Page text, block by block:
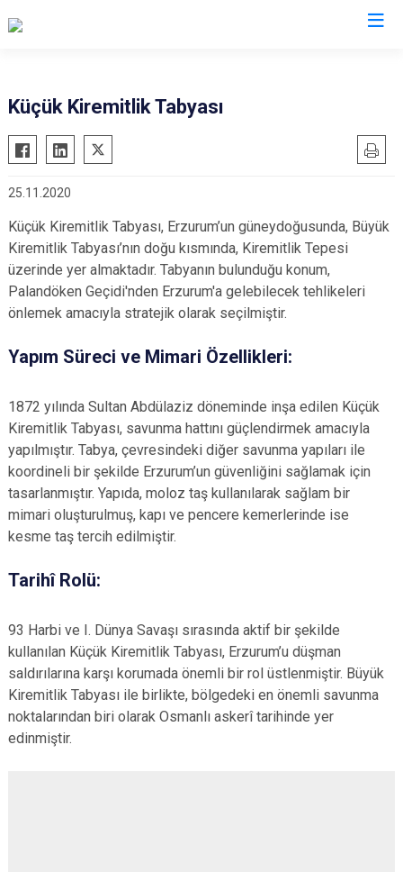
Küçük Kiremitlik Tabyası
25.11.2020
Küçük Kiremitlik Tabyası, Erzurum’un güneydoğusunda, Büyük
Kiremitlik Tabyası’nın doğu kısmında, Kiremitlik Tepesi
üzerinde yer almaktadır. Tabyanın bulunduğu konum,
Palandöken Geçidi'nden Erzurum'a gelebilecek tehlikeleri
önlemek amacıyla stratejik olarak seçilmiştir.
Yapım Süreci ve Mimari Özellikleri:
1872 yılında Sultan Abdülaziz döneminde inşa edilen Küçük
Kiremitlik Tabyası, savunma hattını güçlendirmek amacıyla
yapılmıştır. Tabya, çevresindeki diğer savunma yapıları ile
koordineli bir şekilde Erzurum’un güvenliğini sağlamak için
tasarlanmıştır. Yapıda, moloz taş kullanılarak sağlam bir
mimari oluşturulmuş, kapı ve pencere kemerlerinde ise
kesme taş tercih edilmiştir.
Tarihî Rolü:
93 Harbi ve I. Dünya Savaşı sırasında aktif bir şekilde
kullanılan Küçük Kiremitlik Tabyası, Erzurum’u düşman
saldırılarına karşı korumada önemli bir rol üstlenmiştir. Büyük
Kiremitlik Tabyası ile birlikte, bölgedeki en önemli savunma
noktalarından biri olarak Osmanlı askerî tarihinde yer
edinmiştir.